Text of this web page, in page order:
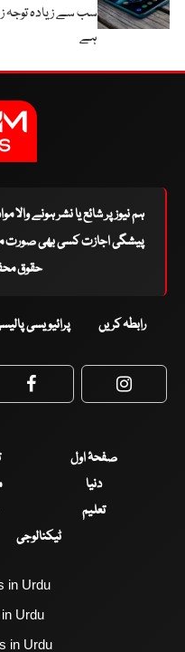
سب سے زیادہ توجہ
ہے
ہم نیوز پر شائع یا نشر ہونے والا
پیشگی اجازت کسی بھی صورت
حقوق
رابطہ کریں پرائیویسی
Facebook
صفحۂ اول
دنیا
تعلیم
ٹیکنالوجی
in Urdu
Urdu
in Urdu